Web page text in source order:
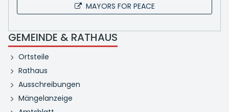
MAYORS FOR PEACE
GEMEINDE & RATHAUS
Ortsteile
Rathaus
Ausschreibungen
Mängelanzeige